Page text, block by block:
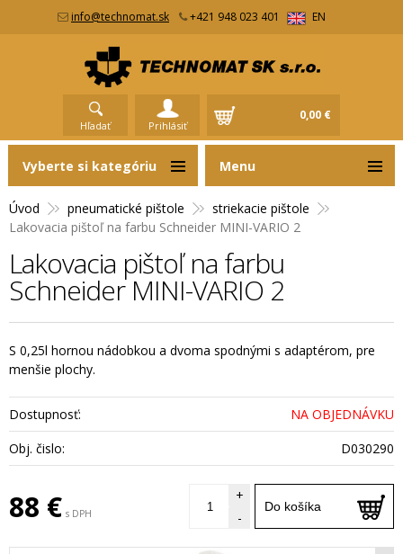
info@technomat.sk +421 948 023 401 EN
Hľadať Prihlásiť
0,00 €
Úvod pneumatické pištole
striekacie pištole
Lakovacia pištoľ na farbu Schneider MINI-VARIO 2
Lakovacia pištoľ na farbu
Schneider MINI-VARIO 2
S 0,25l hornou nádobkou a dvoma spodnými s adaptérom, pre
menšie plochy.
Dostupnosť:
NA OBJEDNÁVKU
Obj. čislo:
D030290
88 € s DPH Do košíka
+
-
Vyberte si kategóriu Menu